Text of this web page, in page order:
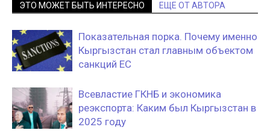
ЭТО МОЖЕТ БЫТЬ ИНТЕРЕСНО ЕЩЕ ОТ АВТОРА
Показательная порка. Почему именно
Кыргызстан стал главным объектом
санкций ЕС
Всевластие ГКНБ и экономика
реэкспорта: Каким был Кыргызстан в
2025 году